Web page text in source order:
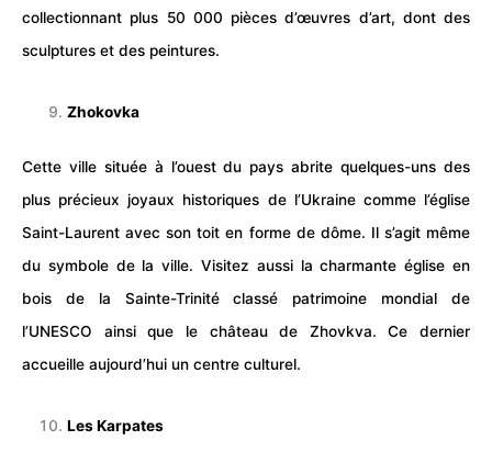
collectionnant plus 50 000 pièces d’œuvres d’art, dont des
sculptures et des peintures.
Zhokovka
Cette ville située à l’ouest du pays abrite quelques-uns des
plus précieux joyaux historiques de l’Ukraine comme l’église
Saint-Laurent avec sontoit en forme de dôme. Il s’agit même
du symbole de la ville. Visitez aussi la charmante église en
bois de la Sainte-Trinité classé patrimoine mondial de
l’UNESCO ainsi que le châteaude Zhovkva. Ce dernier
accueille aujourd’hui un centre culturel.
Les Karpates